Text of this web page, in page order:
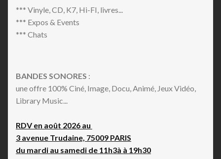
*** Vinyle, CD, K7, Hi-FI, livres...
*** Expos & Events
*** Chats
BANDES SONORES :
une offre 100% Ciné, Image, Docu, Animé, Jeux Vidéo,
Library Music...
RDV en août 2026 au
3 avenue Trudaine, 75009 PARIS
du mardi au samedi de 11h3à à 19h30